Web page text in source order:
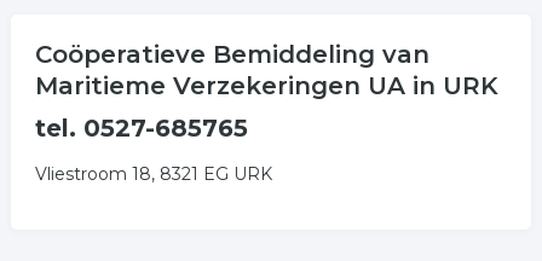
Coöperatieve Bemiddeling van
Maritieme Verzekeringen UA in URK
tel. 0527-685765
Vliestroom 18, 8321 EG URK